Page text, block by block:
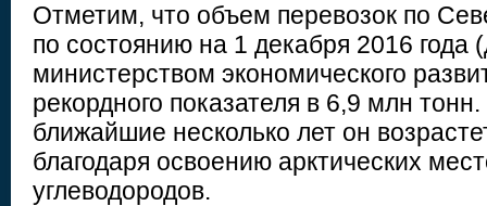
Отметим, что объем перевозок по
по состоянию на 1 декабря 2016 года
министерством экономического
рекордного показателя в 6,9 млн
ближайшие несколько лет он
благодаря освоению арктических
углеводородов.